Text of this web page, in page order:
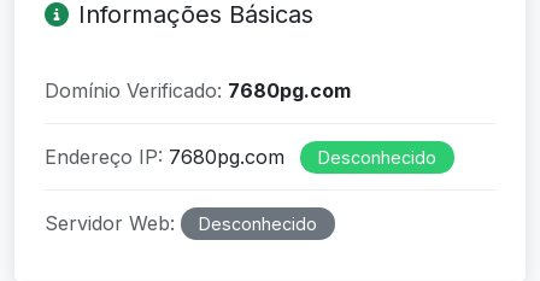
Informações Básicas
Domínio Verificado: 7680pg.com
Endereço IP: 7680pg.com Desconhecido
Servidor Web: Desconhecido